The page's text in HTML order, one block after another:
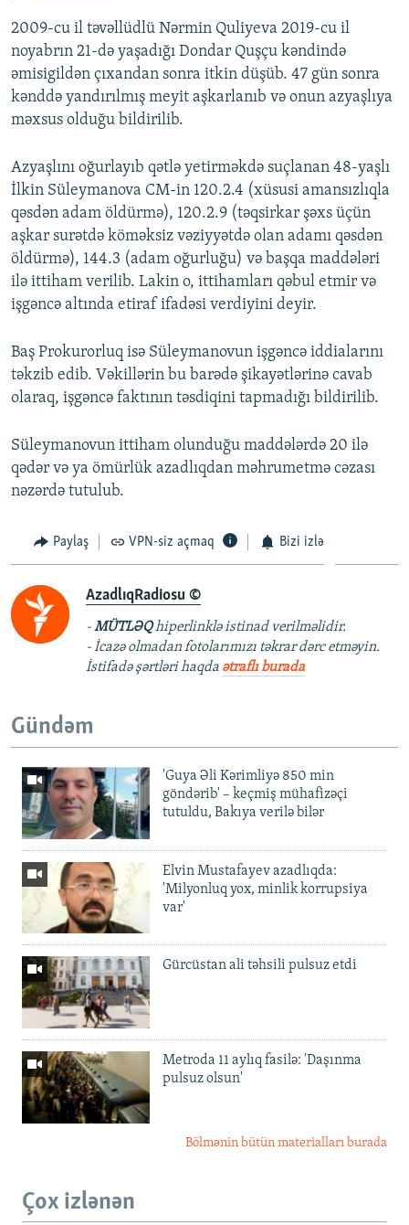
2009-cu il təvəllüdlü Nərmin Quliyeva 2019-cu il
noyabrın 21-də yaşadığı Dondar Quşçu kəndində
əmisigildən çıxandan sonra itkin düşüb. 47 gün sonra
kənddə yandırılmış meyit aşkarlanıb və onun azyaşlıya
məxsus olduğu bildirilib.
Azyaşlını oğurlayıb qətlə yetirməkdə suçlanan 48-yaşlı
İlkin Süleymanova CM-in 120.2.4 (xüsusi amansızlıqla
qəsdən adam öldürmə), 120.2.9 (təqsirkar şəxs üçün
aşkar surətdə köməksiz vəziyyətdə olan adamı qəsdən
öldürmə), 144.3 (adam oğurluğu) və başqa maddələri
ilə ittiham verilib. Lakin o, ittihamları qəbul etmir və
işgəncə altında etiraf ifadəsi verdiyini deyir.
Baş Prokurorluq isə Süleymanovun işgəncə iddialarını
təkzib edib. Vəkillərin bu barədə şikayətlərinə cavab
olaraq, işgəncə faktının təsdiqini tapmadığı bildirilib.
Süleymanovun ittiham olunduğu maddələrdə 20 ilə
qədər və ya ömürlük azadlıqdan məhrumetmə cəzası
nəzərdə tutulub.
Paylaş VPN-siz açmaq Bizi izlə
AzadlıqRadiosu ©
-MÜTLƏQhiperlinklə istinad verilməlidir.
- İcazə olmadan fotolarımızı təkrar dərc etməyin.
İstifadə şərtləri haqda ətraflı burada
Gündəm
'Guya Əli Kərimliyə 850 min
göndərib' – keçmiş mühafizəçi
tutuldu, Bakıya verilə bilər
Elvin Mustafayev azadlıqda:
'Milyonluq yox, minlik korrupsiya
var'
Gürcüstan ali təhsili pulsuz etdi
Metroda 11 aylıq fasilə: 'Daşınma
pulsuz olsun'
Bölmənin bütün materialları burada
Çox izlənən